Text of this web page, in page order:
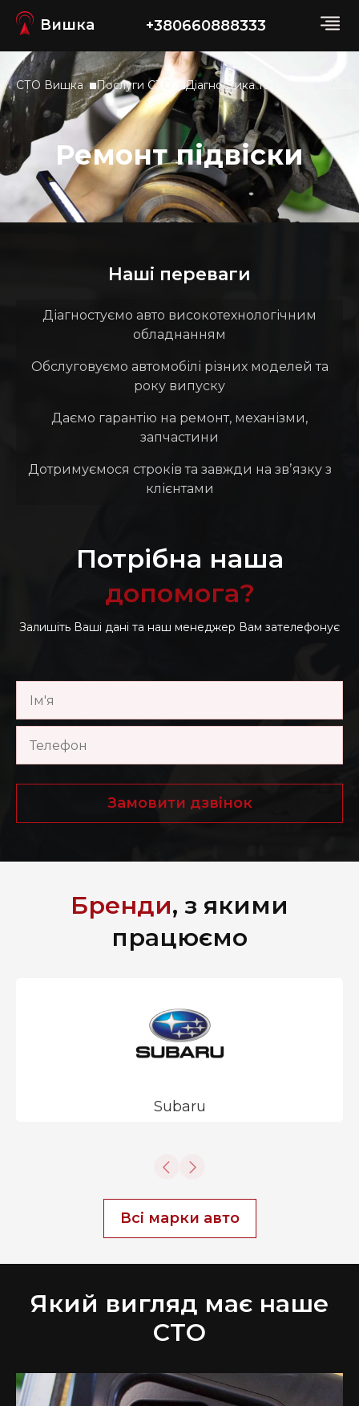
Вишка +380660888333
СТО Вишка Послуги СТО Діагностика та ремонт
Ремонт підвіски
Наші переваги
Діагностуємо авто високотехнологічним
обладнанням
Обслуговуємо автомобілі різних моделей та
року випуску
Даємо гарантію на ремонт, механізми,
запчастини
Дотримуємося строків та завжди на звʼязку з
клієнтами
Потрібна наша
допомога?
Залишіть Ваші дані та наш менеджер Вам зателефонує
Замовити дзвінок
Бренди, з якими
працюємо
Subaru
Всі марки авто
Який вигляд має наше
СТО